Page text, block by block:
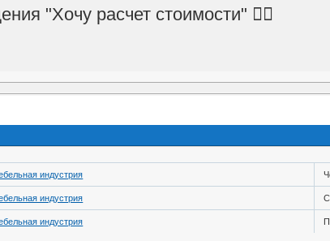
"Хочу расчет стоимости" 👇🏻
индустрия
индустрия
индустрия